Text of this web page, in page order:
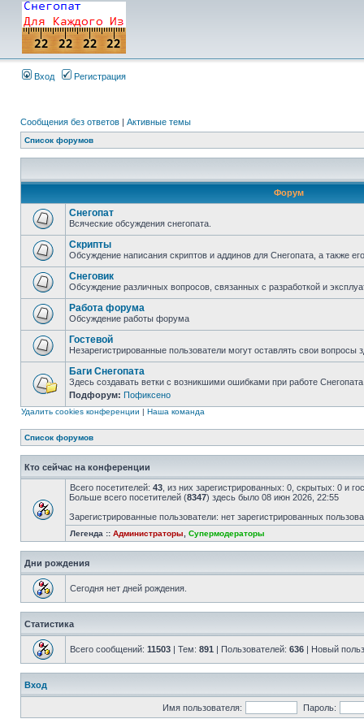
Вход Регистрация
Сообщения без ответов | Активные темы
Список форумов
Форум
Снегопат
Всяческие обсуждения снегопата.
Скрипты
Обсуждение написания скриптов и аддинов для Снегопата, а также
Снеговик
Обсуждение различных вопросов, связанных с разработкой и
Работа форума
Обсуждение работы форума
Гостевой
Незарегистрированные пользователи могут оставлять свои вопросы
Баги Снегопата
Здесь создавать ветки с возникшими ошибками при работе
Подфорум: Пофиксено
Удалить cookies конференции | Наша команда
Список форумов
Кто сейчас на конференции
Всего посетителей: 43 , из них зарегистрированных: 0, скрытых: 0 и
Больше всего посетителей (8347) здесь было 08 июн 2026, 22:55
Зарегистрированные пользователи: нет зарегистрированных
Легенда :: Администраторы Супермодераторы
Дни рождения
Сегодня нет дней рождения.
Статистика
Всего сообщений: 11503 | Тем: 891 | Пользователей: 636 | Новый
Вход
Имя пользователя: Пароль: